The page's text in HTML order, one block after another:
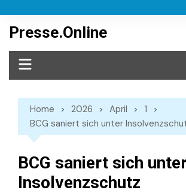
content
Presse.Online
Home 2026 April
1
BCG saniert sich unter
BCG saniert sich
Insolvenzschutz